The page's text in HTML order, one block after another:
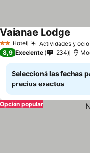
2 Estrellas
Hotel Actividades y
Vaianae Lodge
8,9 Excelente 234
Seleccioná las fechas
precios exactos
Opción popular